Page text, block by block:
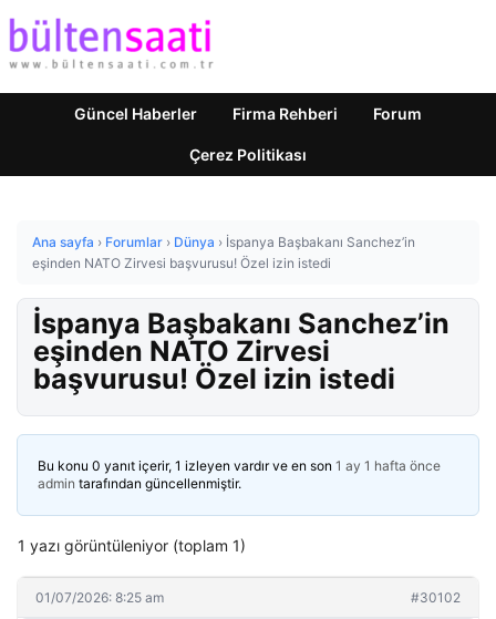
Güncel Haberler Firma Rehberi Forum
Çerez Politikası
Ana sayfa › Forumlar › Dünya › İspanya Başbakanı Sanchez’in
eşinden NATO Zirvesi başvurusu! Özel izin istedi
İspanya Başbakanı Sanchez’in
eşinden NATO Zirvesi
başvurusu! Özel izin istedi
Bu konu 0 yanıt içerir, 1 izleyen vardır ve en son 1 ay 1 hafta önce
admin tarafından güncellenmiştir.
1 yazı görüntüleniyor (toplam 1)
01/07/2026: 8:25 am #30102